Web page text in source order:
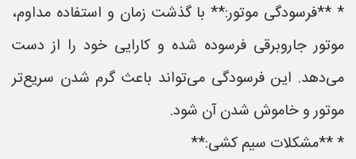
* **فرسودگی موتور:** با گذشت زمان و استفاده مداوم،
موتور جاروبرقی فرسوده شده و کارایی خود را از دست
می‌دهد. این فرسودگی می‌تواند باعث گرم شدن سریع‌تر
موتور و خاموش شدن آن شود.
* **مشکلات سیم کشی:**